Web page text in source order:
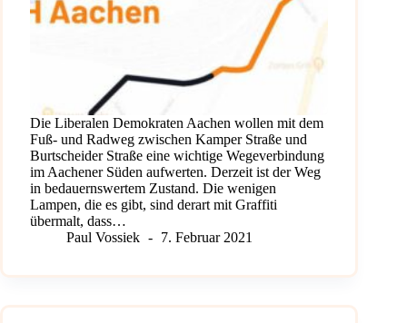
Die Liberalen Demokraten Aachen wollen mit dem
Fuß- und Radweg zwischen Kamper Straße und
Burtscheider Straße eine wichtige Wegeverbindung
im Aachener Süden aufwerten. Derzeit ist der Weg
in bedauernswertem Zustand. Die wenigen
Lampen, die es gibt, sind derart mit Graffiti
übermalt, dass…
Paul Vossiek
7. Februar 2021